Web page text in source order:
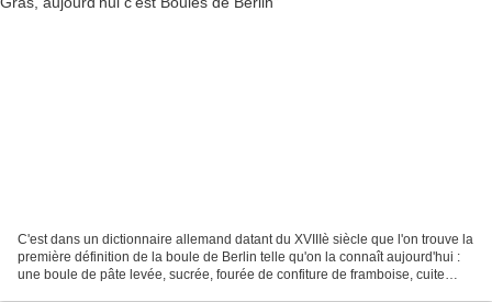
C'est dans un dictionnaire allemand datant du XVIIIè siècle que l'on trouve la
première définition de la boule de Berlin telle qu'on la connaît aujourd'hui :
une boule de pâte levée, sucrée, fourée de confiture de framboise, cuite